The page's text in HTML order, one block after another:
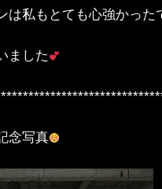
は私もとても心強かった
ました
念写真